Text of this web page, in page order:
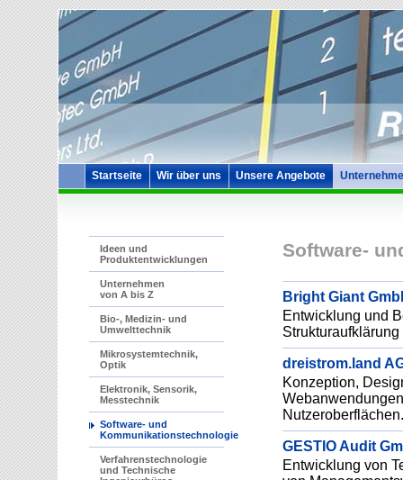
Startseite Wir über uns Unsere Angebote
Ideen und
Produktentwicklungen
Unternehmen
von A bis Z
Bio-, Medizin- und
Umwelttechnik
Mikrosystemtechnik,
Optik
Elektronik, Sensorik,
Messtechnik
Software- und
Kommunikationstechnologie
Verfahrenstechnologie
und Technische
Software-
Bright Giant
Entwicklung und
dreistrom.land
Konzeption,
Nutzeroberflächen.
GESTIO Audit
Entwicklung von